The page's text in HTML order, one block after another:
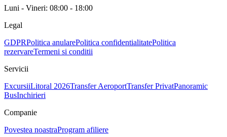
Luni - Vineri: 08:00 - 18:00
Legal
GDPRPolitica anularePolitica confidentialitatePolitica
rezervareTermeni si conditii
Servicii
ExcursiiLitoral 2026Transfer AeroportTransfer PrivatPanoramic
BusInchirieri
Companie
Povestea noastraProgram afiliere